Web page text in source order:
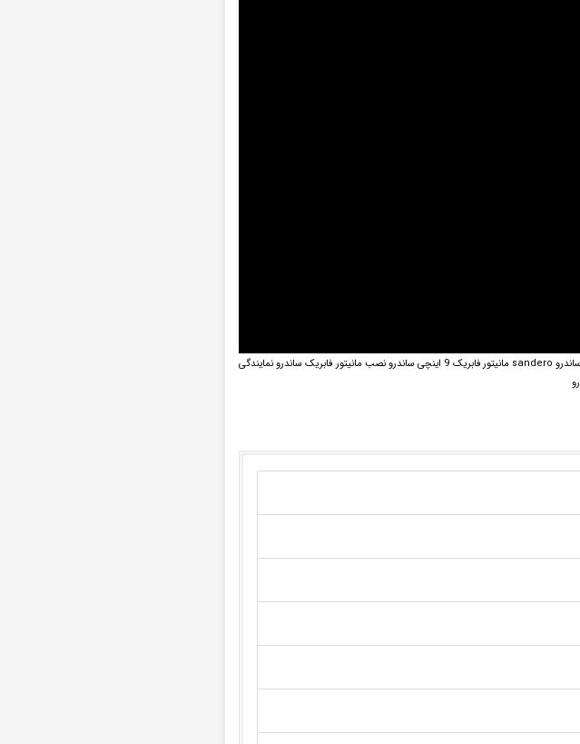
مانیتور فابریک ساندرو رنو مانیتور اندروید ساندرو انواع مدلهای مانیتور فابریک ساندرو لیست قیمت مانیتور ساندرو sandero مانیتور فابریک 9 اینچی ساندرو نصب مانیتور فابریک ساندرو نمایندگی